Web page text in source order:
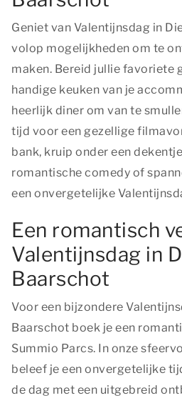
Geniet van Valentijnsdag in
volop mogelijkheden om te
maken. Bereid jullie favoriete
handige keuken van je
heerlijk diner om van te
tijd voor een gezellige
bank, kruip onder een
romantische comedy of
een onvergetelijke
Een romantisch
Valentijnsdag in
Baarschot
Voor een bijzondere
Baarschot boek je een
Summio Parcs. In onze
beleef je een onvergetelijke
de dag met een uitgebreid